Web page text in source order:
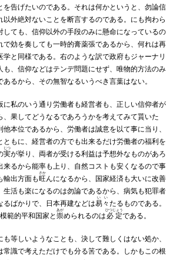
を告げたいのである。それは何かというと、勿論信
以外絶対ないことを断言するのである。にも拘わら
しても、信仰以外の手段のみに懸命になっているの
で効を奏しても一時的膏薬張であるから、何れは再
と同様である。右のような訳で政府もジャーナリ
も、信仰などはテンデ問題にせず、唯物的方法のみ
るから、その無智なるいうべき言葉はない。
私のいう通り労働者も経営者も、正しい信仰者が
、果してどうなるであろうかを考えてみて貰いた
本位であるから、労働者は誠意を以て事に当り、
ともに、経営者の方でも出来るだけ労働者の福利を
実
じつ
が挙り、両者が受ける利益は予想外なものがあろ
来るから能率も上り、自然コストも安くなるので事
輸出方面も旺
さか
んになるから、国家経済も大いに改善
生活も楽になるのは勿論であるから、病気も犯罪者
るばかりで、日本再建などは易々
いい
たるものである。
範的平和国家と崇
あが
められるのは 必定
ひつじょう
である。
等しいようなことも、決して難しくはない処か、
常識で考えただけでも分る筈である。しかもこの根